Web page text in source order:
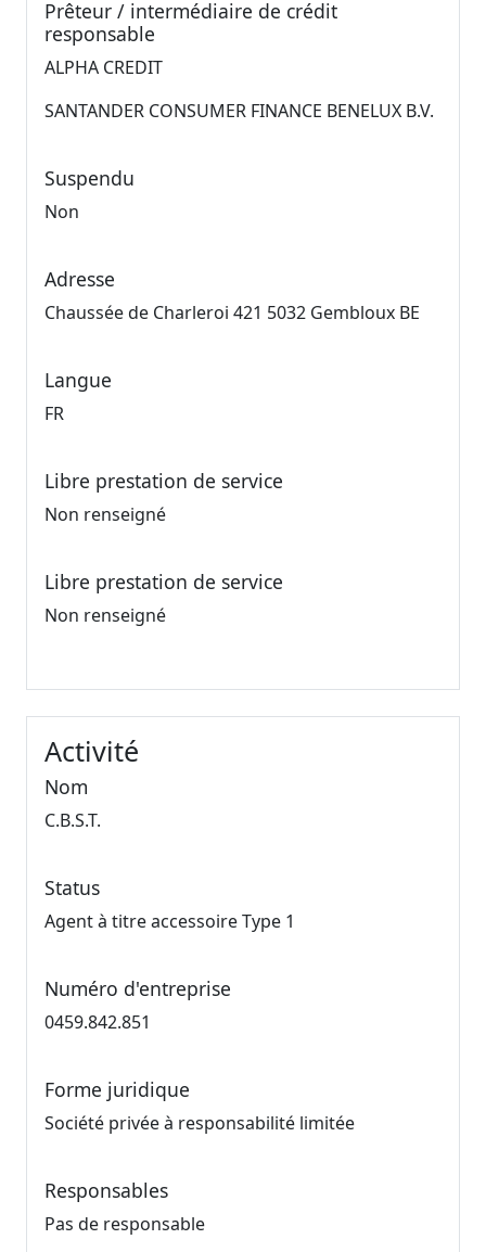
Prêteur / intermédiaire de crédit
responsable
ALPHA CREDIT
SANTANDER CONSUMER FINANCE BENELUX B.V.
Suspendu
Non
Adresse
Chaussée de Charleroi 421 5032 Gembloux BE
Langue
FR
Libre prestation de service
Non renseigné
Libre prestation de service
Non renseigné
Activité
Nom
C.B.S.T.
Status
Agent à titre accessoire Type 1
Numéro d'entreprise
0459.842.851
Forme juridique
Société privée à responsabilité limitée
Responsables
Pas de responsable